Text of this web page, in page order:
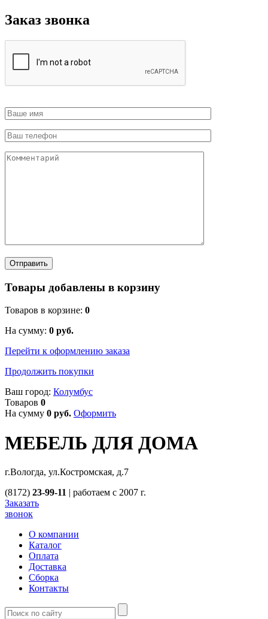
Заказ звонка
Товары добавлены в корзину
Товаров в корзине: 0
На сумму: 0 руб.
Перейти к оформлению заказа
Продолжить покупки
Ваш город: Колумбус
Товаров 0
На сумму 0 руб. Оформить
МЕБЕЛЬ ДЛЯ ДОМА
г.Вологда, ул.Костромская, д.7
(8172) 23-99-11 | работаем с 2007 г.
Заказать
звонок
О компании
Каталог
Оплата
Доставка
Сборка
Контакты